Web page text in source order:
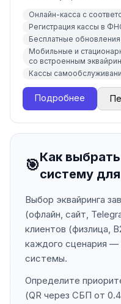
Онлайн-касса с
Регистрация кассы в
Бесплатные
Мобильные и
со встроенным
Кассы
Подробнее
🎯Как
систему
Выбор эквайринга
(офлайн, сайт,
клиентов (физлица,
каждого сценария —
системы.
Определите
(QR через СБП от